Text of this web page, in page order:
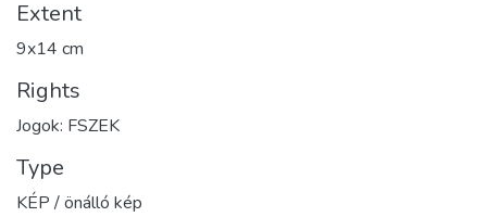
Extent
9x14 cm
Rights
Jogok: FSZEK
Type
KÉP / önálló kép